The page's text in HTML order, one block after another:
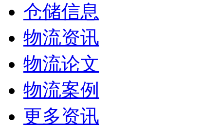
仓储信息
物流资讯
物流论文
物流案例
更多资讯